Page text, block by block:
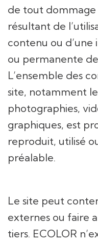
de tout
résultant de
contenu ou
ou permanente
L’ensemble des
site, notamment
photographies,
graphiques, est
reproduit, utilisé
préalable.
Le site peut
externes ou faire
tiers. ECOLOR